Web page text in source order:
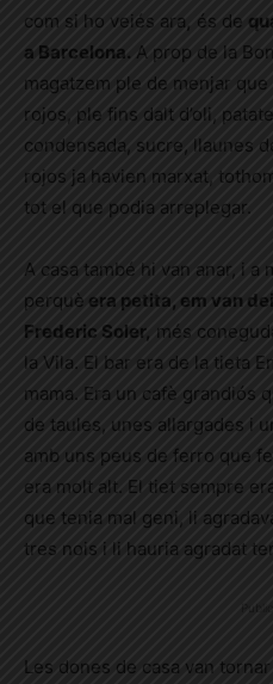
com si ho veiés ara, és de
a Barcelona. A prop de la
magatzem ple de menjar
rojos, ple fins dalt d’oli,
condensada, sucre, llaunes
rojos ja havien marxat,
tot el que podia arreplegar.
A casa també hi van anar, i
perquè era petita, em van
Frederic Soler, més
la Vila. El bar era de la tieta
mama. Era un cafè grandiós
de taules, unes allargades i
amb uns peus de ferro que
era molt alt. El tiet sempre
que tenia mal geni, li
tres nois i li hauria agradat
Les dones de casa van